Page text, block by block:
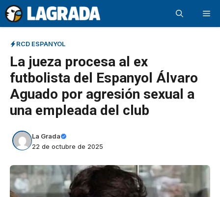
Saltar
al
contenido
RCD ESPANYOL
La jueza procesa al ex
futbolista del Espanyol Álvaro
Aguado por agresión sexual a
una empleada del club
La Grada
22 de octubre de 2025